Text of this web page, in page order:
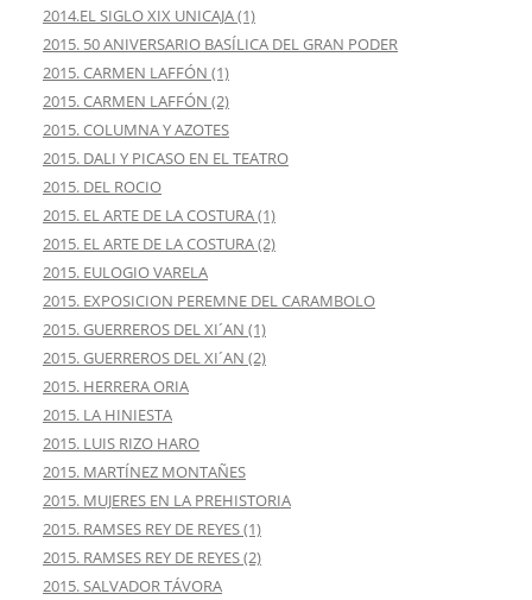
2014.EL SIGLO XIX UNICAJA (1)
2015. 50 ANIVERSARIO BASÍLICA DEL GRAN PODER
2015. CARMEN LAFFÓN (1)
2015. CARMEN LAFFÓN (2)
2015. COLUMNA Y AZOTES
2015. DALI Y PICASO EN EL TEATRO
2015. DEL ROCIO
2015. EL ARTE DE LA COSTURA (1)
2015. EL ARTE DE LA COSTURA (2)
2015. EULOGIO VARELA
2015. EXPOSICION PEREMNE DEL CARAMBOLO
2015. GUERREROS DEL XI´AN (1)
2015. GUERREROS DEL XI´AN (2)
2015. HERRERA ORIA
2015. LA HINIESTA
2015. LUIS RIZO HARO
2015. MARTÍNEZ MONTAÑES
2015. MUJERES EN LA PREHISTORIA
2015. RAMSES REY DE REYES (1)
2015. RAMSES REY DE REYES (2)
2015. SALVADOR TÁVORA